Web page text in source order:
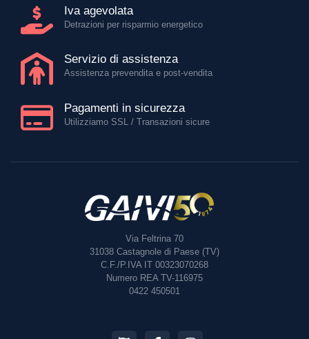
Iva agevolata
Detrazioni per risparmio energetico
Servizio di assistenza
Assistenza prevendita e post-vendita
Pagamenti in sicurezza
Utilizziamo SSL / Transazioni sicure
Via Feltrina 70
31038 Castagnole di Paese (TV)
C.F./P.IVA IT 00323070268
Numero REA TV-116975
0422 450501